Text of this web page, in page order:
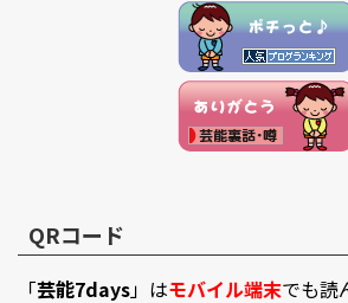
QRコード
「芸能7days」はモバイル端末でも読